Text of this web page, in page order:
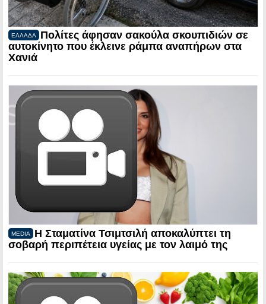
ΕΛΛΑΔΑ
Πολίτες άφησαν σακούλα σκουπιδιών σε
αυτοκίνητο που έκλεινε ράμπα αναπήρων στα
Χανιά
MEDIA
Η Σταματίνα Τσιμτσιλή αποκαλύπτει τη
σοβαρή περιπέτεια υγείας με τον λαιμό της